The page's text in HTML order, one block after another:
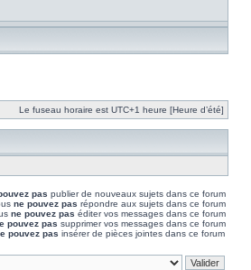
Le fuseau horaire est UTC+1 heure [Heure d’été]
pas publier de nouveaux sujets dans ce forum
ne pouvez pas répondre aux sujets dans ce forum
ne pouvez pas éditer vos messages dans ce forum
pouvez pas supprimer vos messages dans ce forum
pouvez pas insérer de pièces jointes dans ce forum